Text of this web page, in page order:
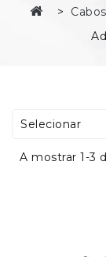
Selecionar
A mostrar 1-3